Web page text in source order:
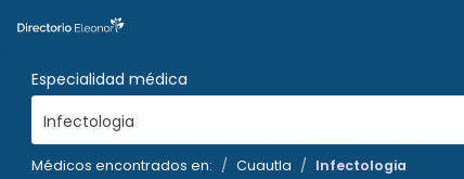
Especialidad médica
Infectologia
Médicos encontrados en: Cuautla Infectologia